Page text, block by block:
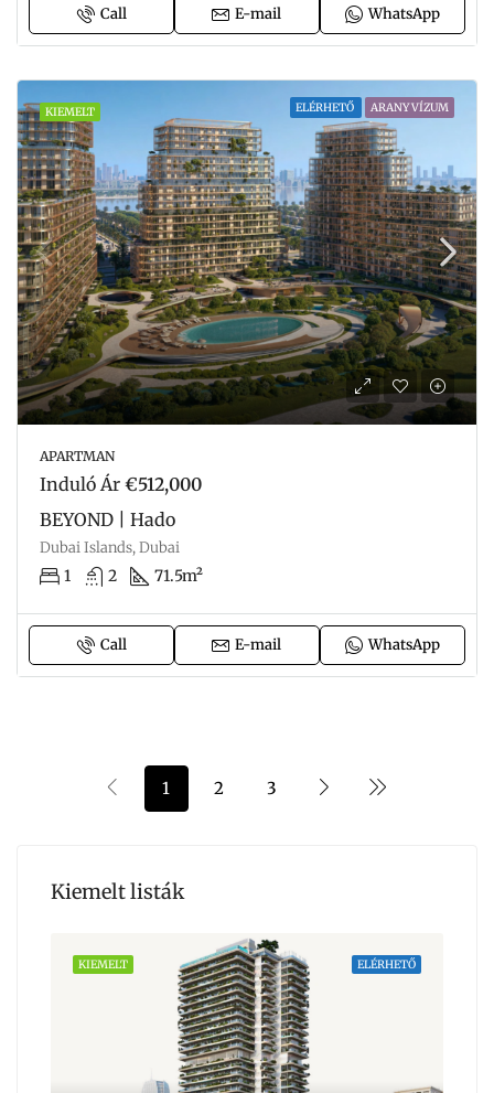
Call E-mail WhatsApp
KIEMELT ELÉRHETŐ ARANY VÍZUM
APARTMAN
Induló Ár €512,000
BEYOND | Hado
Dubai Islands, Dubai
1 2 71.5m²
Call E-mail WhatsApp
1 2 3
Kiemelt listák
ELÉRHETŐ
KIEMELT